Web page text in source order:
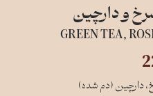
و دارچین
GREEN TEA,
(دم شده)